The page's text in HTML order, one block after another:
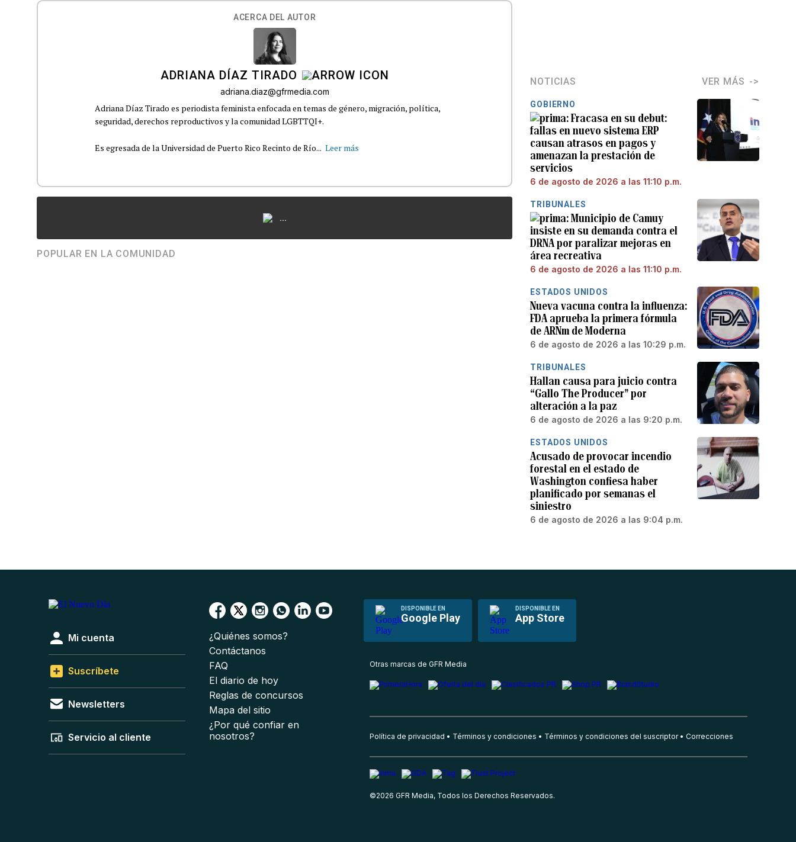
ACERCA DEL AUTOR
ADRIANA DÍAZ TIRADO
adriana.diaz@gfrmedia.com
Adriana Díaz Tirado es periodista feminista enfocada en temas de género, migración, política,
seguridad, derechos reproductivos y la comunidad LGBTTQI+.
Es egresada de la Universidad de Puerto Rico Recinto de Río... Leer más
...
POPULAR EN LA COMUNIDAD
NOTICIAS VER MÁS
GOBIERNO
Fracasa en su debut:
fallas en nuevo sistema ERP
causan atrasos en pagos y
amenazan la prestación de
servicios
6 de agosto de 2026 a las 11:10 p.m.
TRIBUNALES
Municipio de Camuy
insiste en su demanda contra el
DRNA por paralizar mejoras en
área recreativa
6 de agosto de 2026 a las 11:10 p.m.
ESTADOS UNIDOS
Nueva vacuna contra la influenza:
FDA aprueba la primera fórmula
de ARNm de Moderna
6 de agosto de 2026 a las 10:29 p.m.
TRIBUNALES
Hallan causa para juicio contra
“Gallo The Producer” por
alteración a la paz
6 de agosto de 2026 a las 9:20 p.m.
ESTADOS UNIDOS
Acusado de provocar incendio
forestal en el estado de
Washington confiesa haber
planificado por semanas el
siniestro
6 de agosto de 2026 a las 9:04 p.m.
DISPONIBLE EN
Google Play
DISPONIBLE EN
App Store
Mi cuenta
Suscríbete
Newsletters
Servicio al cliente
¿Quiénes somos?
Contáctanos
FAQ
El diario de hoy
Reglas de concursos
Mapa del sitio
¿Por qué confiar en
nosotros?
Otras marcas de GFR Media
Política de privacidad Términos y condiciones Términos y condiciones del suscriptor Correcciones
©2026 GFR Media, Todos los Derechos Reservados.